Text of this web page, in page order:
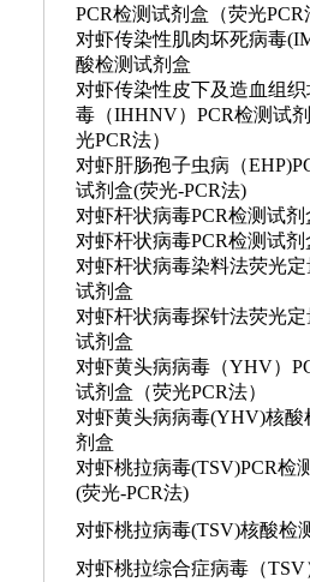
PCR检测试剂盒（荧光PCR
对虾传染性肌肉坏死病毒
酸检测试剂盒
对虾传染性皮下及造血组
毒（IHHNV）PCR检测试
光PCR法）
对虾肝肠孢子虫病（
试剂盒(荧光-PCR法)
对虾杆状病毒PCR检测试剂
对虾杆状病毒PCR检测试
对虾杆状病毒染料法荧光定
试剂盒
对虾杆状病毒探针法荧光定
试剂盒
对虾黄头病病毒（YHV）
试剂盒（荧光PCR法）
对虾黄头病病毒(YHV)核酸
剂盒
对虾桃拉病毒(TSV)PCR检
(荧光-PCR法)
对虾桃拉病毒(TSV)核酸检
对虾桃拉综合症病毒（TSV